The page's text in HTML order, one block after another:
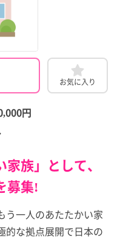
お気に入り
円
族」として、
募集!
う一人のあたたかい家
的な拠点展開で日本の